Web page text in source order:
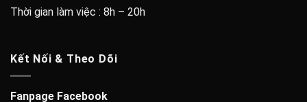
Thời gian làm việc : 8h – 20h
Kết Nối & Theo Dõi
Fanpage Facebook